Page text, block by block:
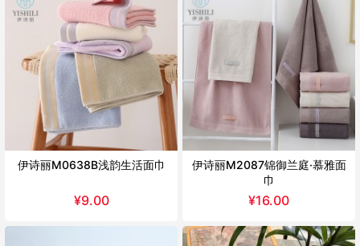
伊诗丽M0638B浅韵生活面巾
¥9.00
伊诗丽M2087锦御兰庭·慕雅面
巾
¥16.00